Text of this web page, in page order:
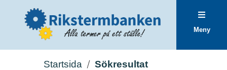
Meny
Startsida Sökresultat